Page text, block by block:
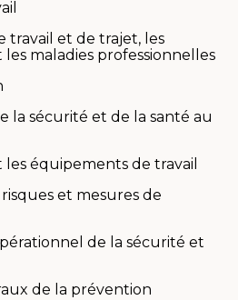
travail et de trajet, les
maladies professionnelles
la sécurité et de la santé au
les équipements de travail
et mesures de
de la sécurité et
de la prévention